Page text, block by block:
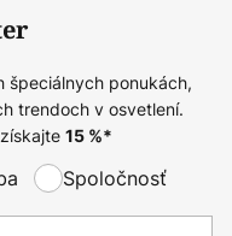
špeciálnych ponukách,
trendoch v osvetlení.
15%*
Spoločnosť